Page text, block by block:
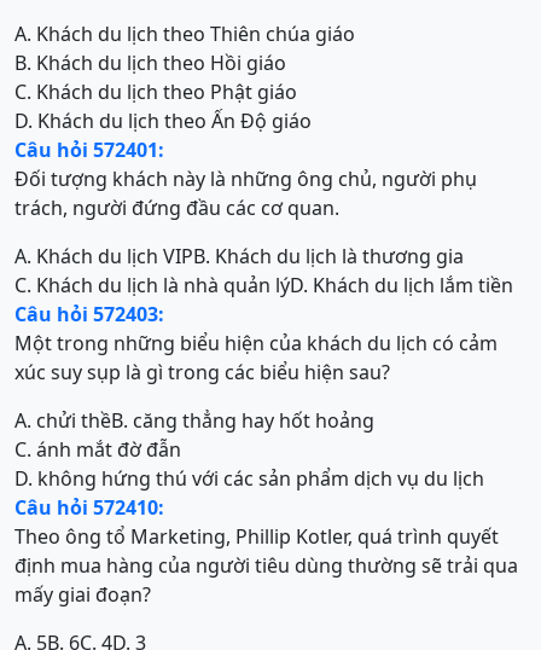
A. Khách du lịch theo Thiên chúa giáo
B. Khách du lịch theo Hồi giáo
C. Khách du lịch theo Phật giáo
D. Khách du lịch theo Ấn Độ giáo
Câu hỏi 572401:
Đối tượng khách này là những ông chủ, người phụ
trách, người đứng đầu các cơ quan.
A. Khách du lịch VIPB. Khách du lịch là thương gia
C. Khách du lịch là nhà quản lýD. Khách du lịch lắm tiền
Câu hỏi 572403:
Một trong những biểu hiện của khách du lịch có cảm
xúc suy sụp là gì trong các biểu hiện sau?
A. chửi thềB. căng thẳng hay hốt hoảng
C. ánh mắt đờ đẫn
D. không hứng thú với các sản phẩm dịch vụ du lịch
Câu hỏi 572410:
Theo ông tổ Marketing, Phillip Kotler, quá trình quyết
định mua hàng của người tiêu dùng thường sẽ trải qua
mấy giai đoạn?
A. 5B. 6C. 4D. 3